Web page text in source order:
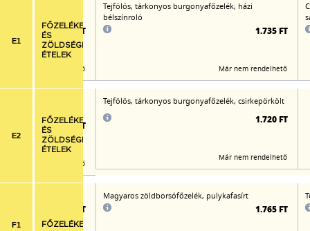
E1
FŐZELÉKEK
ÉS
ZÖLDSÉGES
ÉTELEK
1.850 FT
Már nem rendelhető
Tejfölös, tárkonyos burgonyafőzelék, házi
bélszínroló
1.735 FT
Már nem rendelhető
E2
FŐZELÉKEK
ÉS
ZÖLDSÉGES
ÉTELEK
1.805 FT
Már nem rendelhető
Tejfölös, tárkonyos burgonyafőzelék, csirkepörkölt
1.720 FT
Már nem rendelhető
F1 FŐZELÉKEK
1.785 FT
Magyaros zöldborsófőzelék, pulykafasírt
1.765 FT